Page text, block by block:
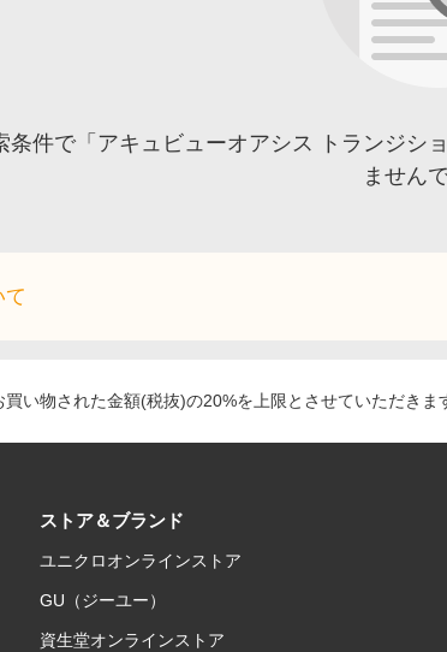
条件で「アキュビューオアシス トランジシ
ません
て
い物された金額(税抜)の20%を上限とさせていただきま
ストア＆ブランド
ユニクロオンラインストア
GU（ジーユー）
資生堂オンラインストア